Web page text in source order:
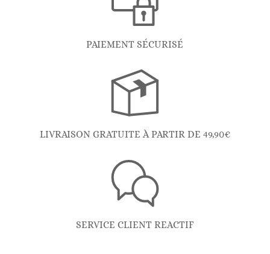
PAIEMENT SÉCURISÉ
LIVRAISON GRATUITE À PARTIR DE 49,90€
SERVICE CLIENT REACTIF